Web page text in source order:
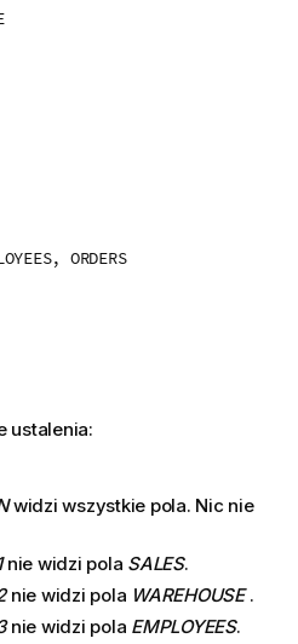
ORDERS
ustalenia:
widzi wszystkie pola. Nic nie
nie widzi pola SALES.
nie widzi pola WAREHOUSE.
nie widzi pola EMPLOYEES.